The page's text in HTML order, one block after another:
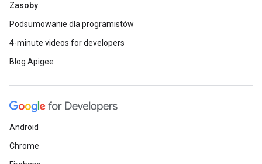
Zasoby
Podsumowanie dla programistów
4-minute videos for developers
Blog Apigee
Android
Chrome